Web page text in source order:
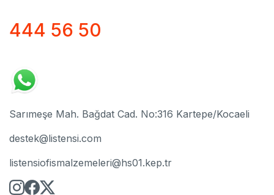
444 56 50
Sarımeşe Mah. Bağdat Cad. No:316 Kartepe/Kocaeli
destek@listensi.com
listensiofismalzemeleri@hs01.kep.tr